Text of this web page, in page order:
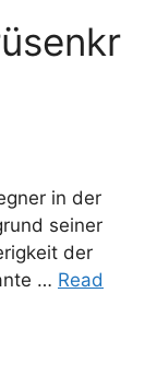
in der
seiner
der
… Read